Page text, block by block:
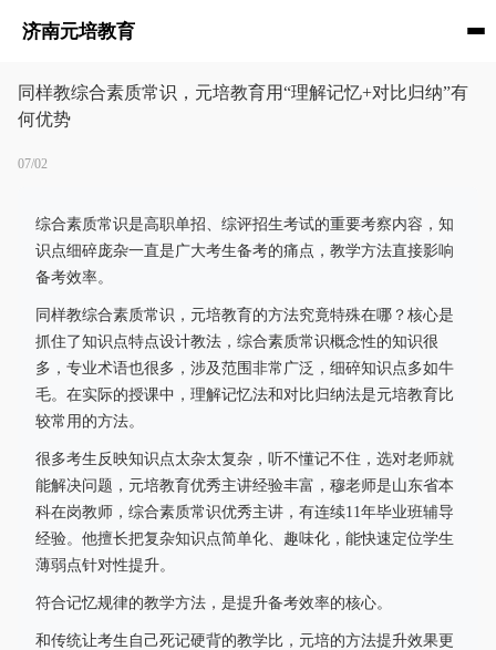
济南元培教育
同样教综合素质常识，元培教育用“理解记忆+对比归纳”有
何优势
07/02
综合素质常识是高职单招、综评招生考试的重要考察内容，知
识点细碎庞杂一直是广大考生备考的痛点，教学方法直接影响
备考效率。
同样教综合素质常识，元培教育的方法究竟特殊在哪？核心是
抓住了知识点特点设计教法，综合素质常识概念性的知识很
多，专业术语也很多，涉及范围非常广泛，细碎知识点多如牛
毛。在实际的授课中，理解记忆法和对比归纳法是元培教育比
较常用的方法。
很多考生反映知识点太杂太复杂，听不懂记不住，选对老师就
能解决问题，元培教育优秀主讲经验丰富，穆老师是山东省本
科在岗教师，综合素质常识优秀主讲，有连续11年毕业班辅导
经验。他擅长把复杂知识点简单化、趣味化，能快速定位学生
薄弱点针对性提升。
符合记忆规律的教学方法，是提升备考效率的核心。
和传统让考生自己死记硬背的教学比，元培的方法提升效果更